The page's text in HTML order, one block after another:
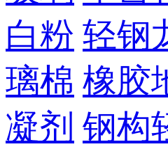
白粉 轻钢
璃棉 橡胶
凝剂 钢构